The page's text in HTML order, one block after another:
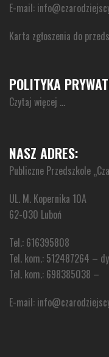
E-mail:
Karta zgłoszenia do
POLITYKA
Czytaj więcej …
NASZ ADRES:
Publiczne Przedszkole
UL. M. Kopernika 10A
62-030 Luboń
Tel.: 616395808
Tel. kom.: 512487264 –
Tel. kom.: 698385038 –
E-mail: